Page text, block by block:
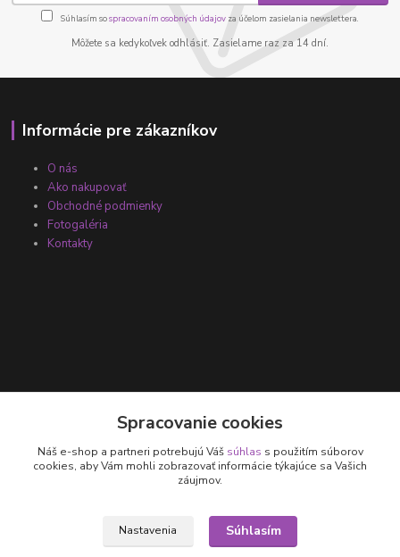
Súhlasím sospracovaním osobných údajov za účelom zasielania newslettera.
Môžete sa kedykoľvek odhlásiť. Zasielame raz za 14 dní.
Informácie pre zákazníkov
O nás
Ako nakupovať
Obchodné podmienky
Fotogaléria
Kontakty
+421 905 531 251
Spracovanie cookies
Náš e-shop a partneri potrebujú Váš súhlas s použitím súborov
cookies, aby Vám mohli zobrazovať informácie týkajúce sa Vašich
záujmov.
Nastavenia Súhlasím